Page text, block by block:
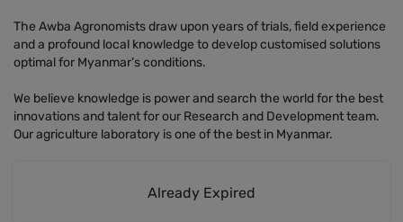
The Awba Agronomists draw upon years of trials, field experience
and a profound local knowledge to develop customised solutions
optimal for Myanmar’s conditions.
We believe knowledge is power and search the world for the best
innovations and talent for our Research and Development team.
Our agriculture laboratory is one of the best in Myanmar.
Already Expired